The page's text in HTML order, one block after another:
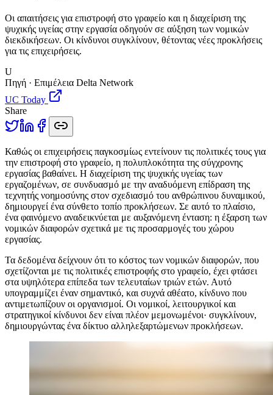
Οι απαιτήσεις για επιστροφή στο γραφείο και η διαχείριση της
ψυχικής υγείας στην εργασία οδηγούν σε αύξηση των νομικών
διεκδικήσεων. Οι κίνδυνοι συγκλίνουν, θέτοντας νέες προκλήσεις
για τις επιχειρήσεις.
U
Πηγή · Επιμέλεια Delta Network
UC Today
Share
Καθώς οι επιχειρήσεις παγκοσμίως εντείνουν τις πολιτικές τους για
την επιστροφή στο γραφείο, η πολυπλοκότητα της σύγχρονης
εργασίας βαθαίνει. Η διαχείριση της ψυχικής υγείας των
εργαζομένων, σε συνδυασμό με την αναδυόμενη επίδραση της
τεχνητής νοημοσύνης στον σχεδιασμό του ανθρώπινου δυναμικού,
δημιουργεί ένα σύνθετο τοπίο προκλήσεων. Σε αυτό το πλαίσιο,
ένα φαινόμενο αναδεικνύεται με αυξανόμενη ένταση: η έξαρση των
νομικών διαφορών σχετικά με τις προσαρμογές του χώρου
εργασίας.
Τα δεδομένα δείχνουν ότι το κόστος των νομικών διαφορών, που
σχετίζονται με τις πολιτικές επιστροφής στο γραφείο, έχει φτάσει
στα υψηλότερα επίπεδα των τελευταίων τριών ετών. Αυτό
υπογραμμίζει έναν σημαντικό, και συχνά αθέατο, κίνδυνο που
αντιμετωπίζουν οι οργανισμοί. Οι νομικοί, λειτουργικοί και
στρατηγικοί κίνδυνοι δεν είναι πλέον μεμονωμένοι· συγκλίνουν,
δημιουργώντας ένα δίκτυο αλληλεξαρτώμενων προκλήσεων.